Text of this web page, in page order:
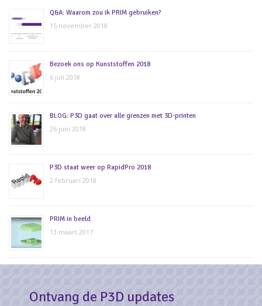
Q&A: Waarom zou ik PRIM gebruiken?
15 november 2018
Bezoek ons op Kunststoffen 2018
6 juli 2018
BLOG: P3D gaat over alle grenzen met 3D-printen
26 juni 2018
P3D staat weer op RapidPro 2018
2 februari 2018
PRIM in beeld
13 maart 2017
Ontvang de P3D updates